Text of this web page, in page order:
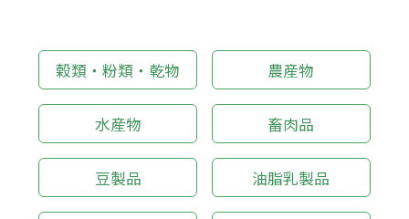
穀類・粉類・乾物 農産物
水産物 畜肉品
豆製品 油脂乳製品